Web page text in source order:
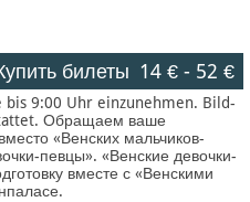
билеты 14 €- 52 €
bis 9:00 Uhr einzunehmen. Bild-
Обращаем ваше
«Венских мальчиков-
певцы». «Венские девочки-
вместе с «Венскими